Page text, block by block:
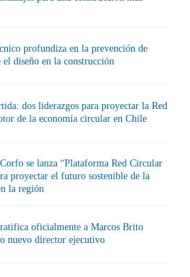
profundiza en la prevención de
el diseño en la construcción
dos liderazgos para proyectar la Red
de la economía circular en Chile
se lanza “Plataforma Red Circular
proyectar el futuro sostenible de la
la región
oficialmente a Marcos Brito
nuevo director ejecutivo